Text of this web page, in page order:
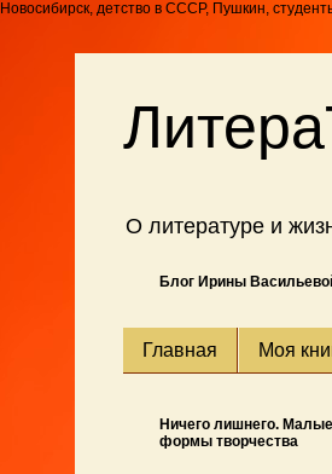
Новосибирск, детство в СССР, Пушкин,
О литературе и
Блог Ирины
Главная Моя
Ничего лишнего. Малые
формы творчества